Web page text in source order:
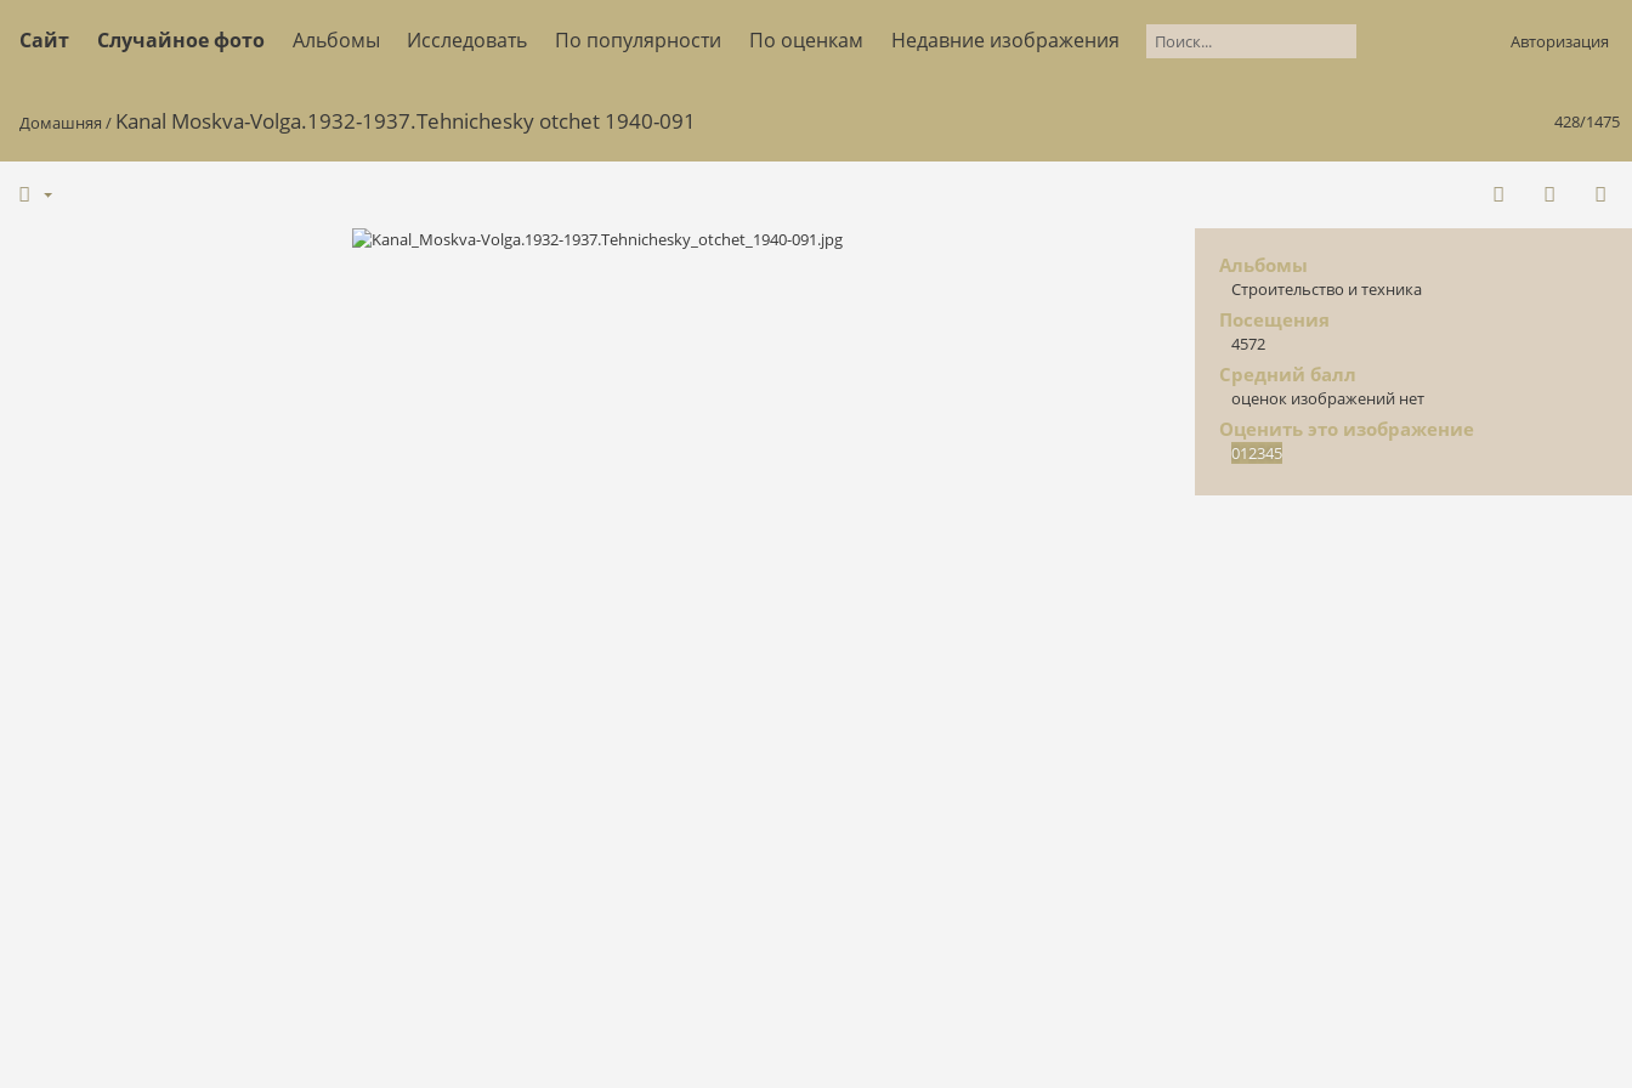
Сайт Случайное фото Альбомы Исследовать По популярности По оценкам Недавние изображения Авторизация
428/1475
Домашняя / Kanal Moskva-Volga.1932-1937.Tehnichesky otchet 1940-091
Альбомы
Строительство и техника
Посещения
4572
Средний балл
оценок изображений нет
Оценить это изображение